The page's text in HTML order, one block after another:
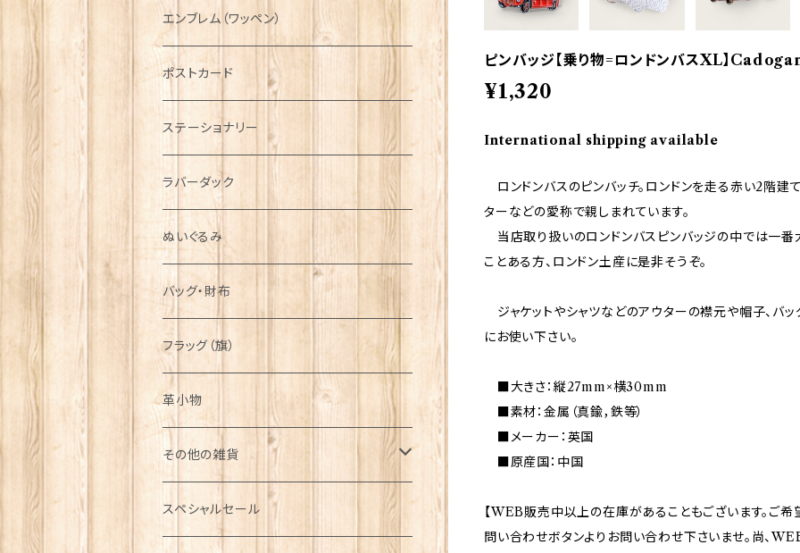
ピンバッジ【乗り物=ロンドンバスXL】
¥1,320
International shipping available
ロンドンバスのピンバッチ。ロンドンを走る赤い2階建
ターなどの愛称で親しまれています。
当店取り扱いのロンドンバスピンバッジの中では一番
ことある方、ロンドン土産に是非そうぞ。
ジャケットやシャツなどのアウターの襟元や帽子、バッ
にお使い下さい。
■大きさ：縦27mm×横30mm
■素材：金属（真鍮，鉄等）
■メーカー：英国
■原産国：中国
【WEB販売中以上の在庫があることもございます。ご
問い合わせボタンよりお問い合わせ下さいませ。尚、
国旗＆紋章
音楽＆楽器
AIRFORCE
ARMY
エンブレム（ワッペン）
ポストカード
ステーショナリー
ラバーダック
ぬいぐるみ
バッグ・財布
フラッグ（旗）
革小物
その他の雑貨
ミニカー
スペシャルセール